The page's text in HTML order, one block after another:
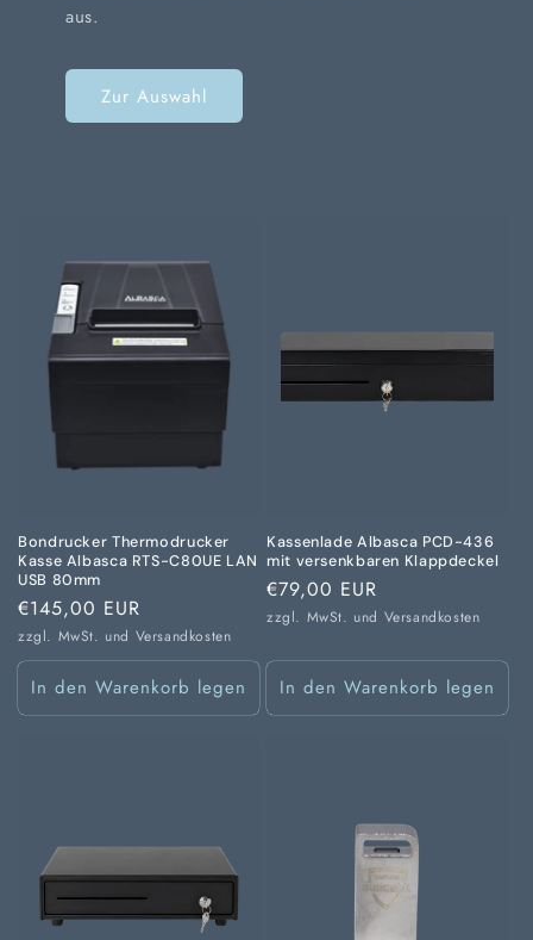
aus.
Zur Auswahl
Bondrucker Thermodrucker
Kasse Albasca RTS-C80UE LAN
USB 80mm
Normaler
Preis
€145,00 EUR
zzgl. MwSt. und Versandkosten
In den Warenkorb legen
Kassenlade Albasca PCD-436
mit versenkbaren Klappdeckel
Normaler
Preis
€79,00 EUR
zzgl. MwSt. und Versandkosten
In den Warenkorb legen